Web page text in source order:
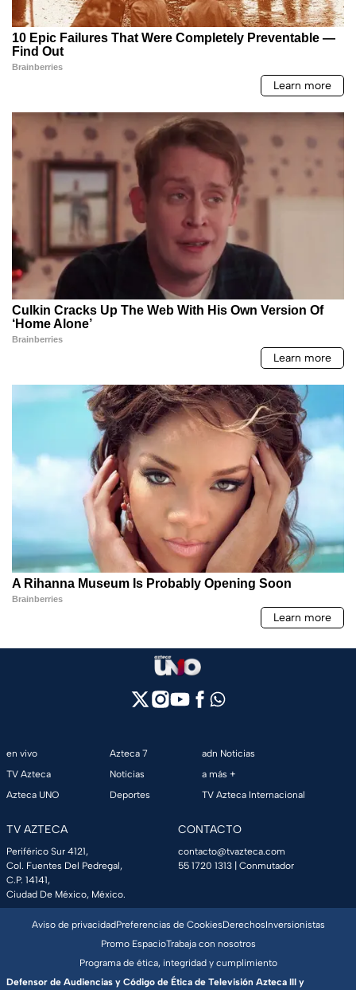
en vivo
TV Azteca
Azteca UNO
Azteca 7
Noticias
Deportes
adn Noticias
a más +
TV Azteca Internacional
TV AZTECA
Periférico Sur 4121,
Col. Fuentes Del Pedregal,
C.P. 14141,
Ciudad De México, México.
CONTACTO
contacto@tvazteca.com
55 1720 1313 | Conmutador
Aviso de privacidadPreferencias de CookiesDerechosInversionistas
Promo EspacioTrabaja con nosotros
Programa de ética, integridad y cumplimiento
Defensor de Audiencias y Código de Ética de Televisión Azteca III y